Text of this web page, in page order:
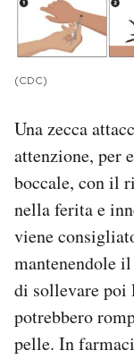
(CDC)
Una zecca
attenzione, per
boccale, con il
nella ferita e
viene
mantenendole
di sollevare poi
potrebbero
pelle. In